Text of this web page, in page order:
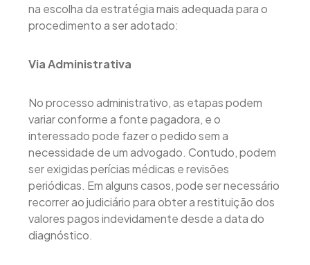
na escolha da estratégia mais adequada para o
procedimento a ser adotado:
Via Administrativa
No processo administrativo, as etapas podem
variar conforme a fonte pagadora, e o
interessado pode fazer o pedido sem a
necessidade de um advogado. Contudo, podem
ser exigidas perícias médicas e revisões
periódicas. Em alguns casos, pode ser necessário
recorrer ao judiciário para obter a restituição dos
valores pagos indevidamente desde a data do
diagnóstico.